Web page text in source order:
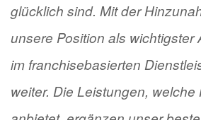
glücklich sind. Mit der
unsere Position als wichtigster
im franchisebasierten
weiter. Die Leistungen,